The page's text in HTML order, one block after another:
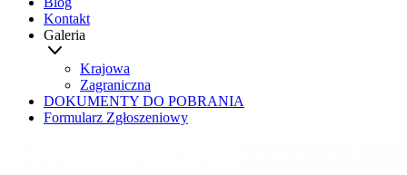
Kontakt
Galeria
Krajowa
Zagraniczna
DOKUMENTY DO POBRANIA
Formularz Zgłoszeniowy